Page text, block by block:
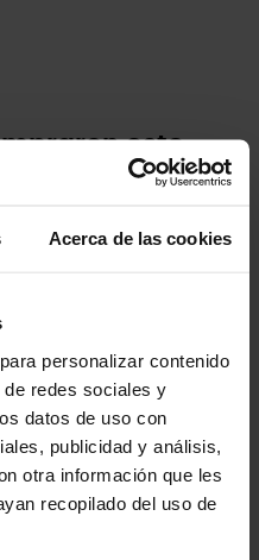
Acerca de las cookies
personalizar contenido
redes sociales y
datos de uso con
publicidad y análisis,
otra información que les
recopilado del uso de
este
comprado:
Zuecos unisex Crocband™
Gum U
64,90 € 51,92 €